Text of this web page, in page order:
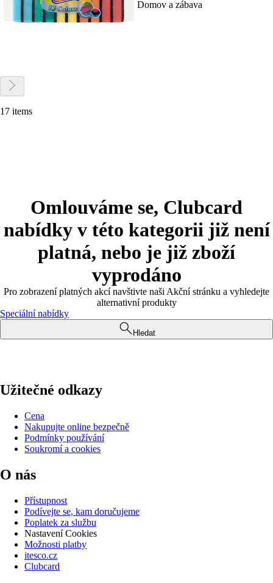
Domov a zábava
17 items
Omlouváme se, Clubcard
nabídky v této kategorii již není
platná, nebo je již zboží
vyprodáno
Pro zobrazení platných akcí navštivte naši Akční stránku a vyhledejte
alternativní produkty
Speciální nabídky
Hledat
Užitečné odkazy
Cena
Nakupujte online bezpečně
Podmínky používání
Soukromí a cookies
O nás
Přístupnost
Podívejte se, kam doručujeme
Poplatek za službu
Nastavení Cookies
Možnosti platby
itesco.cz
Clubcard